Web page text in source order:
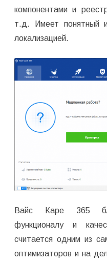
компонентами и
т.д. Имеет понятный
локализацией.
Вайс Каре 365
функционалу и
считается одним из
оптимизаторов и на